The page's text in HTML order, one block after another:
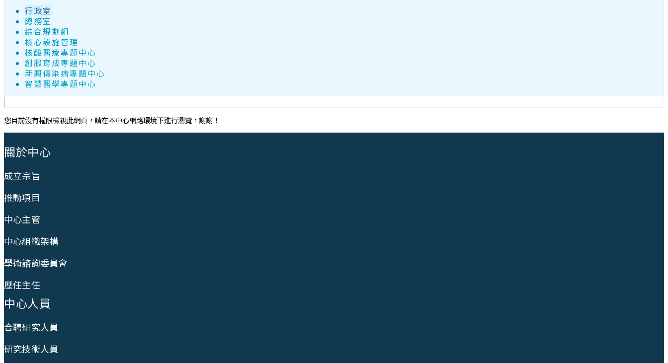
行政室
總務室
綜合規劃組
核心設施管理
核酸醫療專題中心
創服育成專題中心
新興傳染病專題中心
智慧醫學專題中心
您目前沒有權限檢視此網頁，請在本中心網路環境下進行瀏覽，謝謝！
關於中心
成立宗旨
推動項目
中心主管
中心組織架構
學術諮詢委員會
歷任主任
中心人員
合聘研究人員
研究技術人員